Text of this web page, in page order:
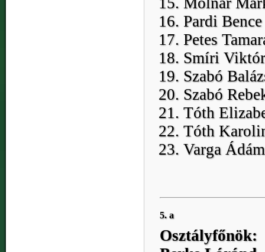
Pardi Bence
Petes
Smíri
Szabó
Szabó
Tóth
Tóth
Varga Ádám
5. a
Osztályfőnök: